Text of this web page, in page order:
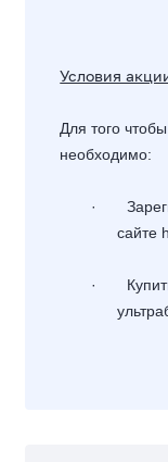
Условия
Для того
необходимо:
·
сайте
·